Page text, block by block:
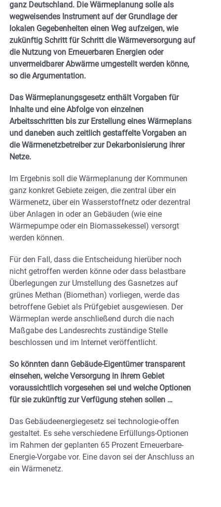
ganz Deutschland. Die Wärmeplanung solle als
wegweisendes Instrument auf der Grundlage der
lokalen Gegebenheiten einen Weg aufzeigen, wie
zukünftig Schritt für Schritt die Wärmeversorgung auf
die Nutzung von Erneuerbaren Energien oder
unvermeidbarer Abwärme umgestellt werden könne,
so die Argumentation.
Das Wärmeplanungsgesetz enthält Vorgaben für
Inhalte und eine Abfolge von einzelnen
Arbeitsschritten bis zur Erstellung eines Wärmeplans
und daneben auch zeitlich gestaffelte Vorgaben an
die Wärmenetzbetreiber zur Dekarbonisierung ihrer
Netze.
Im Ergebnis soll die Wärmeplanung der Kommunen
ganz konkret Gebiete zeigen, die zentral über ein
Wärmenetz, über ein Wasserstoffnetz oder dezentral
über Anlagen in oder an Gebäuden (wie eine
Wärmepumpe oder ein Biomassekessel) versorgt
werden können.
Für den Fall, dass die Entscheidung hierüber noch
nicht getroffen werden könne oder dass belastbare
Überlegungen zur Umstellung des Gasnetzes auf
grünes Methan (Biomethan) vorliegen, werde das
betroffene Gebiet als Prüfgebiet ausgewiesen. Der
Wärmeplan werde anschließend durch die nach
Maßgabe des Landesrechts zuständige Stelle
beschlossen und im Internet veröffentlicht.
So könnten dann Gebäude-Eigentümer transparent
einsehen, welche Versorgung in ihrem Gebiet
voraussichtlich vorgesehen sei und welche Optionen
für sie zukünftig zur Verfügung stehen sollen …
Das Gebäudeenergiegesetz sei technologie-offen
gestaltet. Es sehe verschiedene Erfüllungs-Optionen
im Rahmen der geplanten 65 Prozent Erneuerbare-
Energie-Vorgabe vor. Eine davon sei der Anschluss an
ein Wärmenetz.